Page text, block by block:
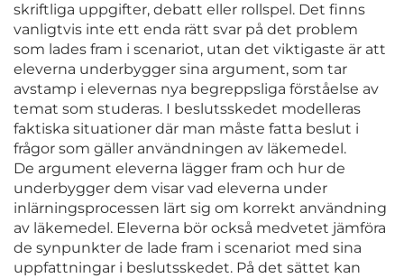
skriftliga uppgifter, debatt eller rollspel. Det finns
vanligtvis inte ett enda rätt svar på det problem
som lades fram i scenariot, utan det viktigaste är att
eleverna underbygger sina argument, som tar
avstamp i elevernas nya begreppsliga förståelse av
temat som studeras. I beslutsskedet modelleras
faktiska situationer där man måste fatta beslut i
frågor som gäller användningen av läkemedel.
De argument eleverna lägger fram och hur de
underbygger dem visar vad eleverna under
inlärningsprocessen lärt sig om korrekt användning
av läkemedel. Eleverna bör också medvetet jämföra
de synpunkter de lade fram i scenariot med sina
uppfattningar i beslutsskedet. På det sättet kan